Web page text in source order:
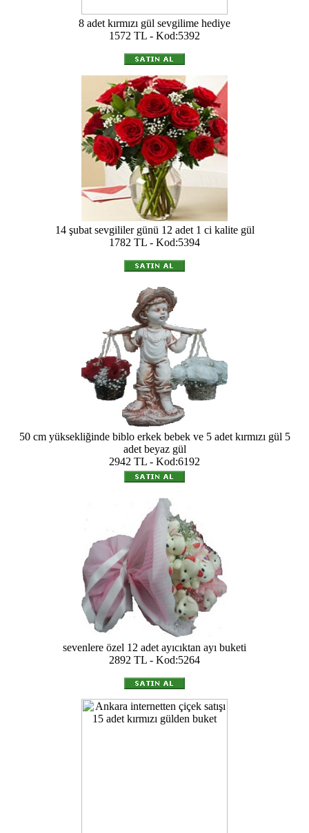
8 adet kırmızı gül sevgilime hediye
1572 TL - Kod:5392
14 şubat sevgililer günü 12 adet 1 ci kalite gül
1782 TL - Kod:5394
50 cm yüksekliğinde biblo erkek bebek ve 5 adet kırmızı gül 5
adet beyaz gül
2942 TL - Kod:6192
sevenlere özel 12 adet ayıcıktan ayı buketi
2892 TL - Kod:5264